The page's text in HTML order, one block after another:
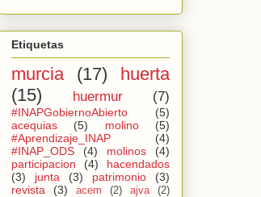
Etiquetas
murcia (17)
huerta
(15)
huermur (7)
#INAPGobiernoAbierto
(5)
acequias
(5) molino
(5)
#Aprendizaje_INAP
(4)
#INAP_ODS
(4) molinos
(4)
participacion
(4)
hacendados
(3)
junta (3) patrimonio
(3)
revista
(3) acem (2) ajva
(2)